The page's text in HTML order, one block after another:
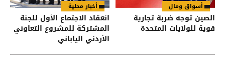
أسواق ومال
الصين توجه ضربة تجارية
قوية للولايات المتحدة
أخبار محلية
انعقاد الاجتماع الأول للجنة
المشتركة للمشروع التعاوني
الأردني الياباني